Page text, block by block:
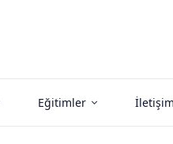
Eğitimler İletişim